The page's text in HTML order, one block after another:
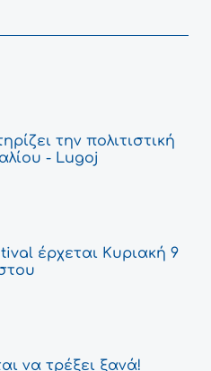
την πολιτιστική
- Lugoj
έρχεται Κυριακή 9
να τρέξει ξανά!